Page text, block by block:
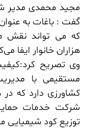
مجید محمدی مدیر
گفت : باغات به‌
که می تواند نقش
هزاران خانوار ایفا
وی تصریح
مستقیمی با
کشاورزی دارد که
شرکت خدمات
توزیع کود شیمیایی